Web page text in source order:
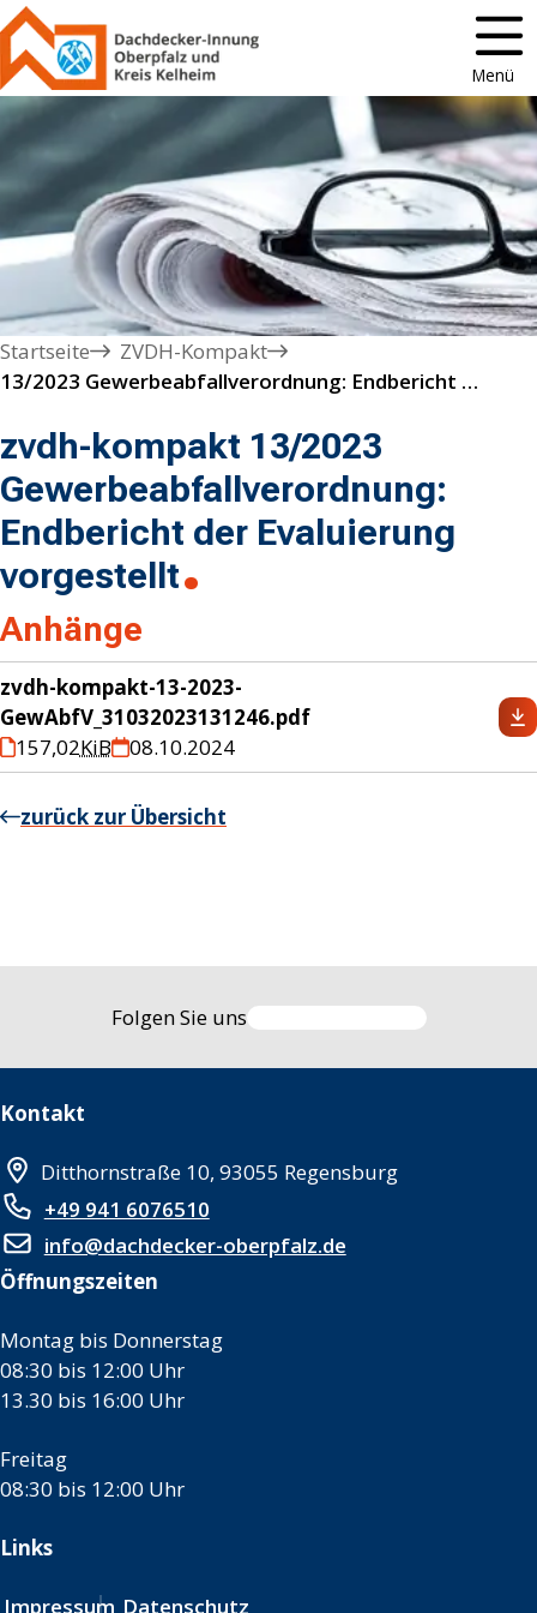
Menü
Startseite
ZVDH-Kompakt
13/2023 Gewerbeabfallverordnung: Endbericht der Evaluierung vorgestellt
zvdh-kompakt 13/2023
Gewerbeabfallverordnung:
Endbericht der Evaluierung
vorgestellt
Anhänge
zvdh-kompakt-13-2023-
GewAbfV_31032023131246.pdf
157,02KiB 08.10.2024
zurück zur Übersicht
Folgen Sie uns
Kontakt
Ditthornstraße 10, 93055 Regensburg
+49 941 6076510
info@dachdecker-oberpfalz.de
Öffnungszeiten
Montag bis Donnerstag
08:30 bis 12:00 Uhr
13.30 bis 16:00 Uhr
Freitag
08:30 bis 12:00 Uhr
Links
Impressum Datenschutz